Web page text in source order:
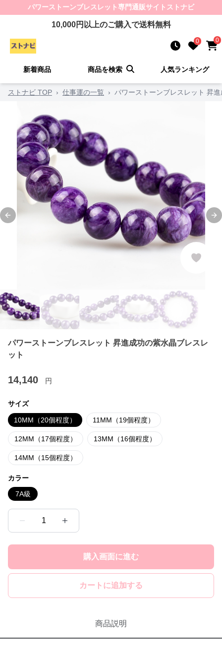
パワーストーンブレスレット専門通販サイト ストナビ
10,000円以上のご購入で送料無料
0 0
新着商品 商品を検索 人気ランキング
ストナビ TOP › 仕事運の一覧 › パワーストーンブレスレット 昇
Previous slide
パワーストーンブレスレット 昇進成功の紫水晶ブレスレ
ット
14,140 円
サイズ
10MM（20個程度） 11MM（19個程度）
12MM（17個程度） 13MM（16個程度）
14MM（15個程度）
カラー
7A級
1
購入画面に進む
カートに追加する
商品説明